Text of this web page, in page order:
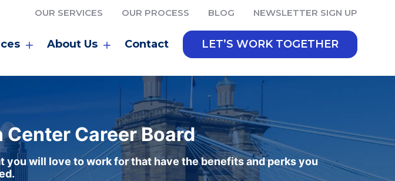
OUR SERVICES OUR PROCESS BLOG NEWSLETTER SIGN UP
About Us Contact LET’S WORK TOGETHER
Career Board
will love to work for that have the benefits and perks you